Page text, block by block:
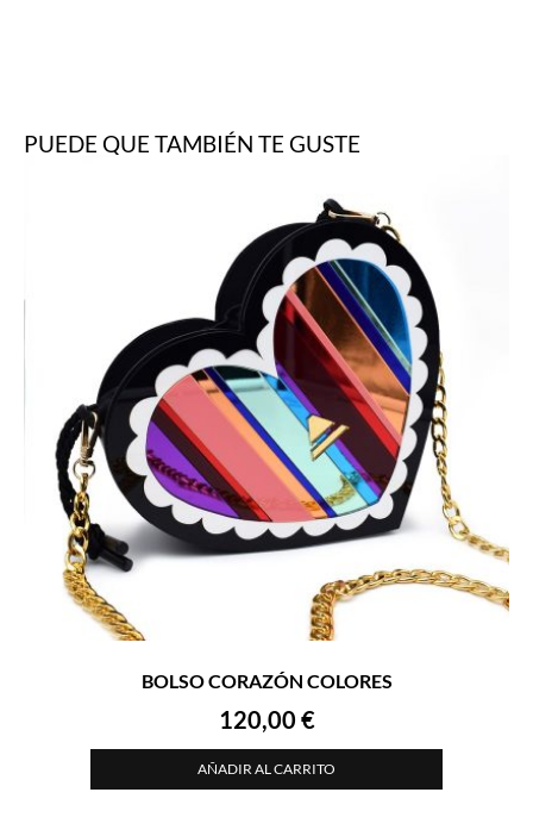
PUEDE QUE TAMBIÉN TE GUSTE
BOLSO CORAZÓN COLORES
120,00 €
AÑADIR AL CARRITO